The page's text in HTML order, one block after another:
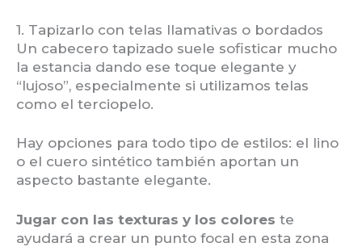
1. Tapizarlo con telas llamativas o bordados
Un cabecero tapizado suele sofisticar mucho
la estancia dando ese toque elegante y
“lujoso”, especialmente si utilizamos telas
como el terciopelo.
Hay opciones para todo tipo de estilos: el lino
o el cuero sintético también aportan un
aspecto bastante elegante.
Jugar con las texturas y los colores te
ayudará a crear un punto focal en esta zona